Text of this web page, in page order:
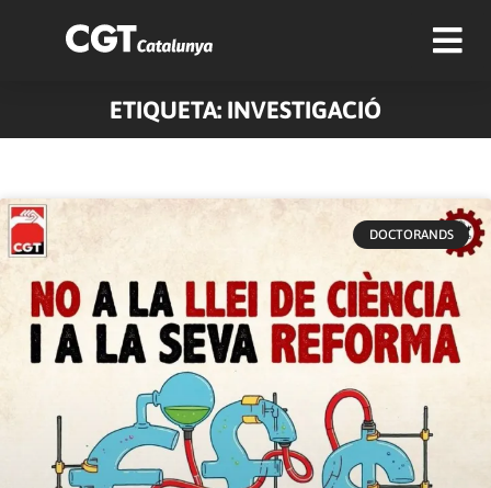
ETIQUETA: INVESTIGACIÓ
DOCTORANDS